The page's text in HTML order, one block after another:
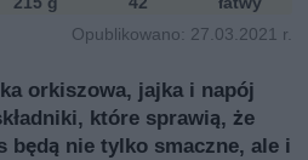
Opublikowano: 27.03.2021 r.
orkiszowa, jajka i napój
które sprawią, że
będą nie tylko smaczne, ale i